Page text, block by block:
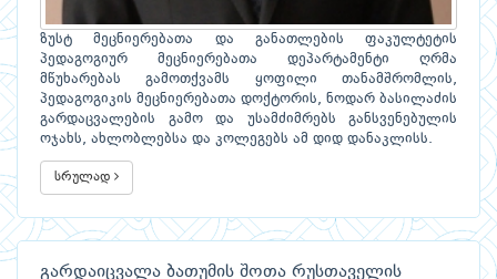
ზუსტ მეცნიერებათა და განათლების ფაკულტეტის
პედაგოგიურ მეცნიერებათა დეპარტამენტი ღრმა
მწუხარებას გამოთქვამს ყოფილი თანამშრომლის,
პედაგოგიკის მეცნიერებათა დოქტორის, ნოდარ ბასილაძის
გარდაცვალების გამო და უსამძიმრებს განსვენებულის
ოჯახს, ახლობლებსა და კოლეგებს ამ დიდ დანაკლისს.
სრულად
გარდაიცვალა ბათუმის შოთა რუსთაველის